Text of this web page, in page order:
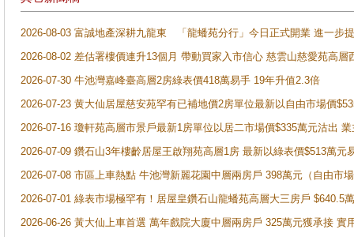
2026-08-03 富誠地產深耕九龍東 「龍蟠苑分行」今日正式開業 進一步
2026-08-02 差估署樓價連升13個月 帶動買家入市信心 慈雲山慈愛苑高層
2026-07-30 牛池灣嘉峰臺高層2房綠表價418萬易手 19年升值2.3倍
2026-07-23 黄大仙居屋慈安苑罕有已補地價2房單位最新以自由市場價
2026-07-16 瓊軒苑高層市景戶最新1房單位以居二市場價$335萬元沽出
2026-07-09 鑽石山3年樓齡居屋王啟翔苑高層1房 最新以綠表價$513萬元
2026-07-08 市區上車熱點 牛池灣新麗花園中層兩房戶 398萬元（自由市
2026-07-01 綠表市場極罕有！居屋皇鑽石山龍蟠苑高層大三房戶
2026-06-26 黃大仙上車首選 萬年戲院大廈中層兩房戶 325萬元獲承接 實